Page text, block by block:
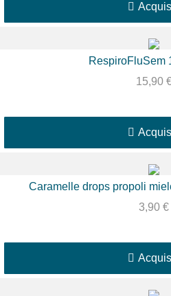
RespiroFluSem
15,90
Caramelle drops propoli
3,90 €